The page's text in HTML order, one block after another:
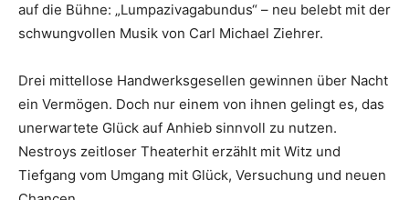
auf die Bühne: „Lumpazivagabundus“ – neu belebt mit der
schwungvollen Musik von Carl Michael Ziehrer.
Drei mittellose Handwerksgesellen gewinnen über Nacht
ein Vermögen. Doch nur einem von ihnen gelingt es, das
unerwartete Glück auf Anhieb sinnvoll zu nutzen.
Nestroys zeitloser Theaterhit erzählt mit Witz und
Tiefgang vom Umgang mit Glück, Versuchung und neuen